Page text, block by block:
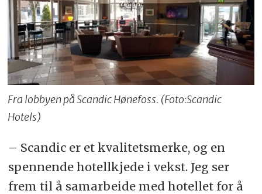
Fra lobbyen på Scandic Hønefoss. (Foto:Scandic
Hotels)
– Scandic er et kvalitetsmerke, og en
spennende hotellkjede i vekst. Jeg ser
frem til å samarbeide med hotellet for å